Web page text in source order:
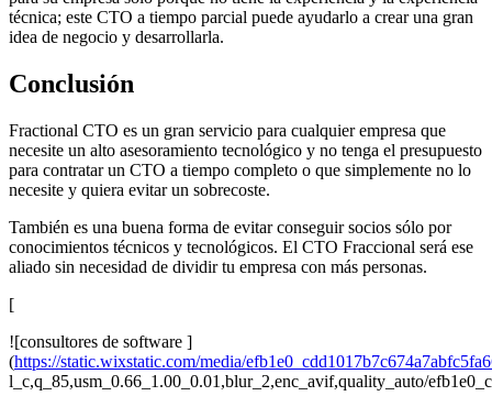
técnica; este CTO a tiempo parcial puede ayudarlo a crear una gran
idea de negocio y desarrollarla.
Conclusión
Fractional CTO es un gran servicio para cualquier empresa que
necesite un alto asesoramiento tecnológico y no tenga el presupuesto
para contratar un CTO a tiempo completo o que simplemente no lo
necesite y quiera evitar un sobrecoste.
También es una buena forma de evitar conseguir socios sólo por
conocimientos técnicos y tecnológicos. El CTO Fraccional será ese
aliado sin necesidad de dividir tu empresa con más personas.
[
![consultores de software ]
(https://static.wixstatic.com/media/
l_c,q_85,usm_0.66_1.00_0.01,blur_2,enc_avif,quality_auto/